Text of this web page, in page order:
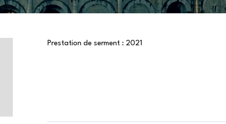
Prestation de serment : 2021